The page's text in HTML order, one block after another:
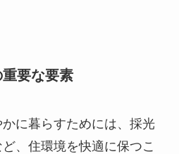
要な要素
に暮らすためには、採光
、住環境を快適に保つこ